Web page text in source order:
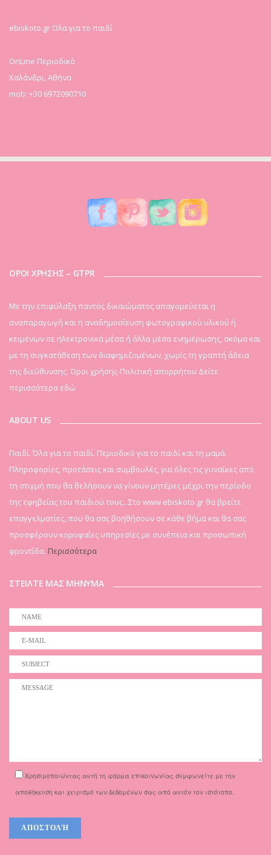
ebiskoto.gr Ολα για το παιδί
OnLine Περιοδικό
Χαλάνδρι, Αθήνα
mob: +30 6972090710
ΟΡΟΙ ΧΡΗΣΗΣ – GTPR
Mε την επιφύλαξη παντός δικαιώματος απαγορεύεται η
αναπαραγωγή και η αναδημοσίευση φωτογραφικού υλικού ή
κειμένων σε ηλεκτρονικά μέσα ή άλλα μέσα ενημέρωσης, ακόμα και
με τη συγκατάθεση των διαφημιζομένων, χωρίς τη γραπτή άδεια
της διεύθυνσης. Οροι χρήσης-Πολιτική απορρήτου Δείτε
περισσότερα εδώ
ABOUT US
Παιδί. Όλα για το παιδί. Περιοδικό για το παιδί και τη μαμά.
Πληροφορίες, προτάσεις και συμβουλές, για όλες τις γυναίκες από
τη στιγμή που θα θελήσουν να γίνουν μητέρες μέχρι την περίοδο
της εφηβείας του παιδιού τους...Στο www.ebiskoto.gr θα βρείτε
επαγγελματίες, που θα σας βοηθήσουν σε κάθε βήμα και θα σας
προσφέρουν κορυφαίες υπηρεσίες με συνέπεια και προσωπική
φροντίδα. Περισσότερα
ΣΤΕΙΛΤΕ ΜΑΣ ΜΗΝΥΜΑ
Χρησιμοποιώντας αυτή τη φόρμα επικοινωνίας συμφωνείτε με την
αποθήκευση και χειρισμό των δεδομένων σας από αυτόν τον ιστότοπο.